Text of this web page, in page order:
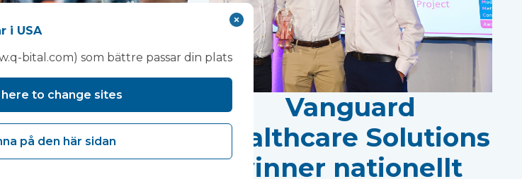
strategi
hälsa
Vanguard
Healthcare Solutions
vinner nationellt
i USA
bital.com) som bättre passar din plats
here to change sites
på den här sidan